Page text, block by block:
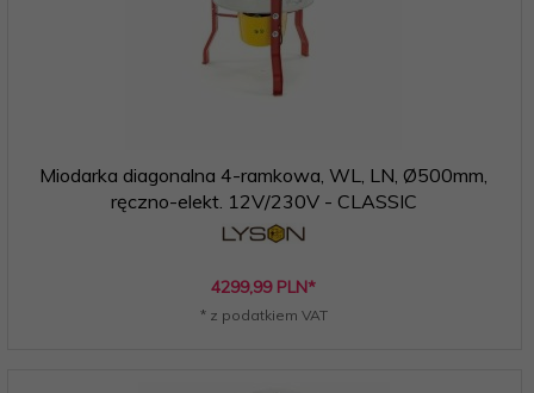
Miodarka diagonalna 4-ramkowa, WL, LN, Ø500mm,
ręczno-elekt. 12V/230V - CLASSIC
4299,99 PLN*
* z podatkiem VAT